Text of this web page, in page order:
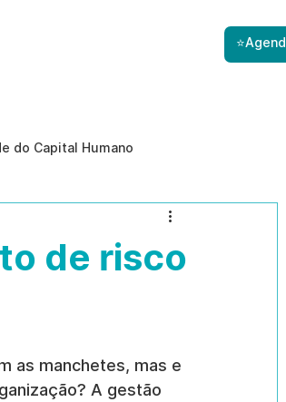
do Capital Humano
Gestão de Riscos com IA
de risco
as manchetes, mas e
A gestão